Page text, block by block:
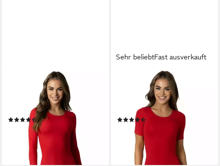
Langarmbody Bodysuit
Damenbody mit
Rundhalsausschnitt
(23)
18,99 €
lieferbar - in 2-3 Werktagen bei dir
Sehr beliebtFast ausverkauft
Kurzarmbody Kurzarm
Bodysuit mit
Rundhalsausschnitt
17,99 €
lieferbar - in 2-3 Werktagen bei dir
+8